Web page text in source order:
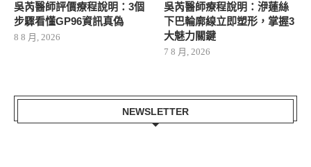
吳芮醫師評價療程說明：3個
步驟看懂GP96資訊真偽
8 8 月, 2026
吳芮醫師療程說明：洢蓮絲
下巴輪廓線立即塑形，掌握3
大魅力關鍵
7 8 月, 2026
NEWSLETTER